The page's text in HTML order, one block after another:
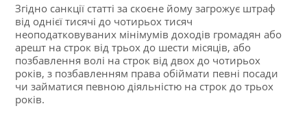
Згідно санкції статті за скоєне йому загрожує штраф
від однієї тисячі до чотирьох тисяч
неоподатковуваних мінімумів доходів громадян або
арешт на строк від трьох до шести місяців, або
позбавлення волі на строк від двох до чотирьох
років, з позбавленням права обіймати певні посади
чи займатися певною діяльністю на строк до трьох
років.